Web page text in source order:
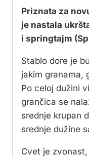
Priznata za
je nastala
i springtajm
Stablo dore je
jakim granama,
Po celoj dužini
grančica se
srednje krupan
srednje dužine
Cvet je